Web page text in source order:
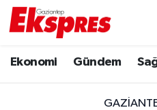
Ekonomi Gündem
Ekonomi
Trafik Durumu